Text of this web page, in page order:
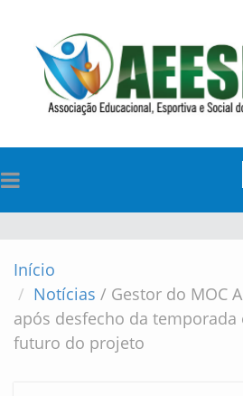
TOGGLE
NAVIGATION
Início
Notícias / Gestor do MOC
após desfecho da temporada
futuro do projeto